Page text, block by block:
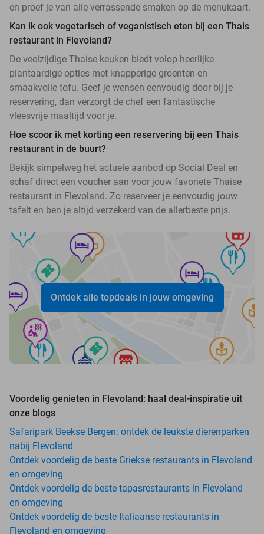
en proef je van alle verrassende smaken op de menukaart.
Kan ik ook vegetarisch of veganistisch eten bij een Thais
restaurant in Flevoland?
De veelzijdige Thaise keuken biedt volop heerlijke
plantaardige opties met knapperige groenten en
smaakvolle tofu. Geef je wensen eenvoudig door bij je
reservering, dan verzorgt de chef een fantastische
vleesvrije maaltijd voor je.
Hoe scoor ik met korting een reservering bij een Thais
restaurant in de buurt?
Bekijk simpelweg het actuele aanbod op Social Deal en
schaf direct een voucher aan voor jouw favoriete Thaise
restaurant in Flevoland. Zo reserveer je eenvoudig jouw
tafelt en ben je altijd verzekerd van de allerbeste prijs.
Ontdek alle topdeals in jouw omgeving
Voordelig genieten in Flevoland: haal deal-inspiratie uit
onze blogs
Safaripark Beekse Bergen: ontdek de leukste dierenparken
nabij Flevoland
Ontdek voordelig de beste Griekse restaurants in Flevoland
en omgeving
Ontdek voordelig de beste tapasrestaurants in Flevoland
en omgeving
Ontdek voordelig de beste Italiaanse restaurants in
Flevoland en omgeving